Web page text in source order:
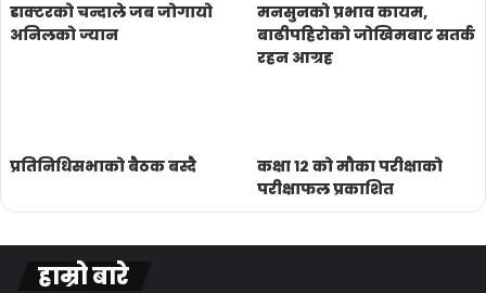
डाक्टरको चन्दाले जब जोगायो
अनिलको ज्यान
मनसुनको प्रभाव कायम,
बाढीपहिरोको जोखिमबाट सतर्क
रहन आग्रह
प्रतिनिधिसभाको बैठक बस्दै
कक्षा १२ को मौका परीक्षाको
परीक्षाफल प्रकाशित
हाम्रो बारे